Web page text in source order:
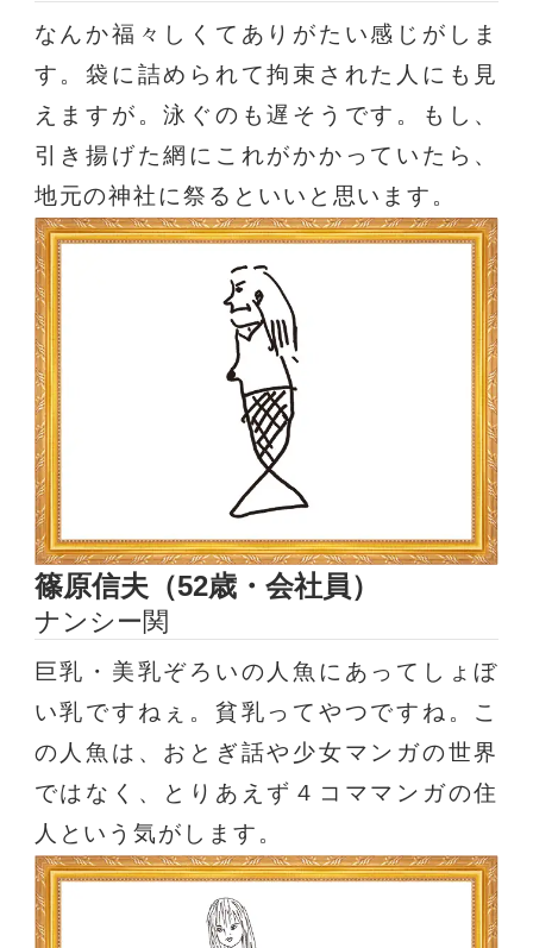
なんか福々しくてありがたい感じがしま
す。袋に詰められて拘束された人にも見
えますが。泳ぐのも遅そうです。もし、
引き揚げた網にこれがかかっていたら、
地元の神社に祭るといいと思います。
篠原信夫（52歳・会社員）
ナンシー関
巨乳・美乳ぞろいの人魚にあってしょぼ
い乳ですねぇ。貧乳ってやつですね。こ
の人魚は、おとぎ話や少女マンガの世界
ではなく、とりあえず４コママンガの住
人という気がします。